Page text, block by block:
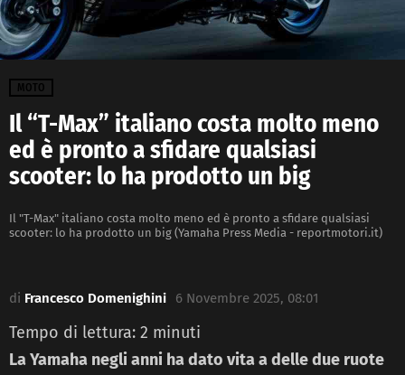
MOTO
Il “T-Max” italiano costa molto meno
ed è pronto a sfidare qualsiasi
scooter: lo ha prodotto un big
Il "T-Max" italiano costa molto meno ed è pronto a sfidare qualsiasi
scooter: lo ha prodotto un big (Yamaha Press Media - reportmotori.it)
di Francesco Domenighini 6 Novembre 2025, 08:01
Tempo di lettura: 2 minuti
La Yamaha negli anni ha dato vita a delle due ruote